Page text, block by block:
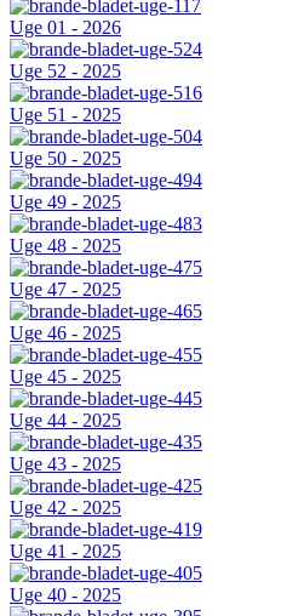
Uge 01 - 2026
Uge 52 - 2025
Uge 51 - 2025
Uge 50 - 2025
Uge 49 - 2025
Uge 48 - 2025
Uge 47 - 2025
Uge 46 - 2025
Uge 45 - 2025
Uge 44 - 2025
Uge 43 - 2025
Uge 42 - 2025
Uge 41 - 2025
Uge 40 - 2025